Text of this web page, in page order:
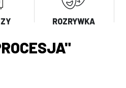
ROZRYWKA